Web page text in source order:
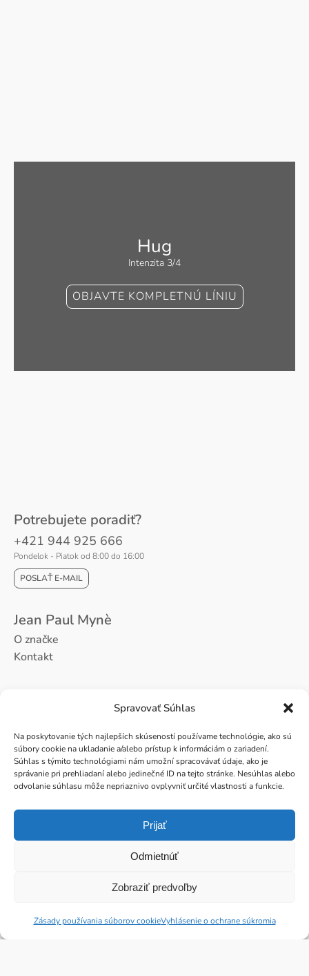
Spravovať Súhlas
Na poskytovanie tých najlepších skúseností používame technológie, ako sú
súbory cookie na ukladanie a/alebo prístup k informáciám o zariadení.
Súhlas s týmito technológiami nám umožní spracovávať údaje, ako je
správanie pri prehliadaní alebo jedinečné ID na tejto stránke. Nesúhlas alebo
odvolanie súhlasu môže nepriaznivo ovplyvniť určité vlastnosti a funkcie.
Prijať
Odmietnúť
Zobraziť predvoľby
Zásady používania súborov cookieVyhlásenie o ochrane súkromia
Hug
Intenzita 3/4
OBJAVTE KOMPLETNÚ LÍNIU
Potrebujete poradiť?
+421 944 925 666
Pondelok - Piatok od 8:00 do 16:00
POSLAŤ E-MAIL
Jean Paul Mynè
O značke
Kontakt
Školiace kurzy
Prečo my?
Ošetrenia v salóne
©Jean Paul Mynè. All rights reserved.